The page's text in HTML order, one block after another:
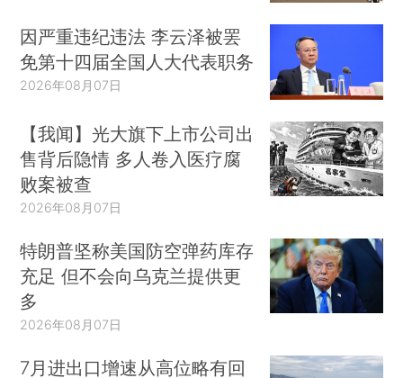
因严重违纪违法 李云泽被罢
免第十四届全国人大代表职务
2026年08月07日
【我闻】光大旗下上市公司出
售背后隐情 多人卷入医疗腐
败案被查
2026年08月07日
特朗普坚称美国防空弹药库存
充足 但不会向乌克兰提供更
多
2026年08月07日
7月进出口增速从高位略有回